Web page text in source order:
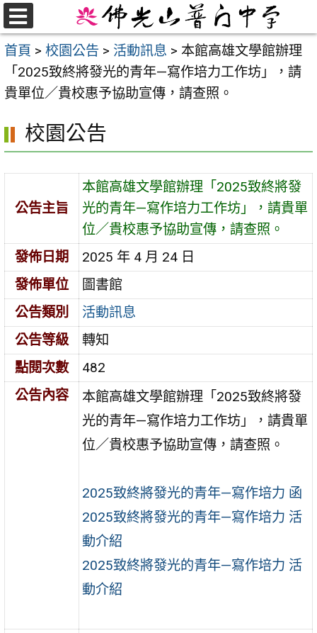
跳
至
主
內
首頁 > 校園公告 > 活動訊息 > 本館高雄文學館辦理
「2025致終將發光的青年—寫作培力工作坊」，請
貴單位／貴校惠予協助宣傳，請查照。
校園公告
公告主旨
本館高雄文學館辦理「2025致終將發
光的青年—寫作培力工作坊」，請貴單
位／貴校惠予協助宣傳，請查照。
發佈日期
2025 年 4 月 24 日
發佈單位
圖書館
公告類別
活動訊息
公告等級
轉知
點閱次數
482
公告內容
本館高雄文學館辦理「2025致終將發
光的青年—寫作培力工作坊」，請貴單
位／貴校惠予協助宣傳，請查照。
2025致終將發光的青年—寫作培力 函
2025致終將發光的青年—寫作培力 活
動介紹
2025致終將發光的青年—寫作培力 活
動介紹
選
單